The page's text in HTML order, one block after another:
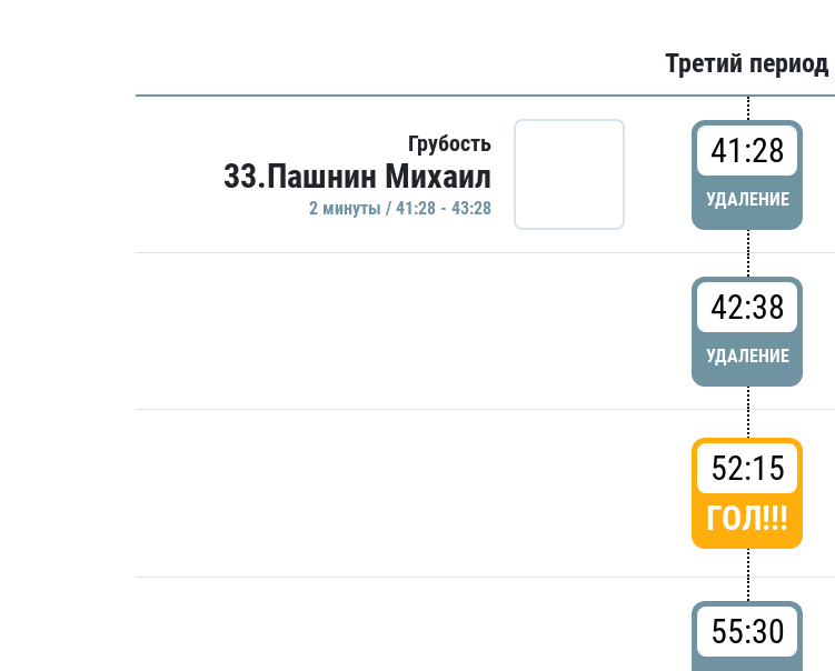
Третий период
Грубость
33.Пашнин Михаил
2 минуты / 41:28 - 43:28
41:28
УДАЛЕНИЕ
42:38
УДАЛЕНИЕ
52:15
ГОЛ!!!
55:30